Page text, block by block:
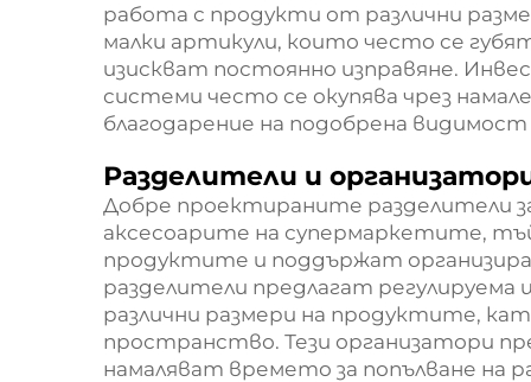
работа с продукти от различни
малки артикули, които често се
изискват постоянно изправяне.
системи често се окупява чрез
благодарение на подобрена
Разделители и
Добре проектираните разделители
аксесоарите на супермаркетите,
продуктите и поддържат
разделители предлагат регулируема
различни размери на продуктите,
пространство. Тези организатори
намаляват времето за попълване на